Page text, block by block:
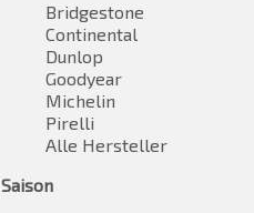
Bridgestone
Continental
Dunlop
Goodyear
Michelin
Pirelli
Alle Hersteller
Saison